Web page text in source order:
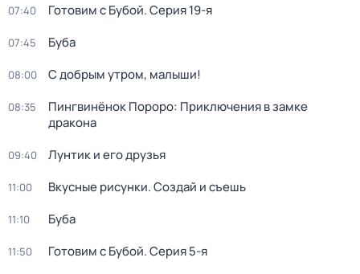
07:40 Готовим с Бубой. Серия 19-я
07:45 Буба
08:00 С добрым утром, малыши!
08:35
Пингвинёнок Пороро: Приключения в замке
дракона
09:40 Лунтик и его друзья
11:00 Вкусные рисунки. Создай и съешь
11:10 Буба
11:50 Готовим с Бубой. Серия 5-я